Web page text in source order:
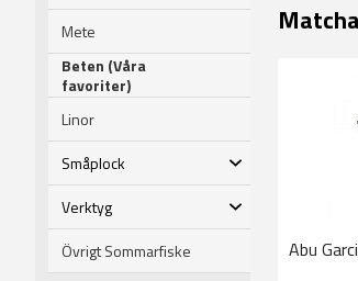
Mete
Beten (Våra
favoriter)
Linor
Småplock
Verktyg
Övrigt Sommarfiske
Abu